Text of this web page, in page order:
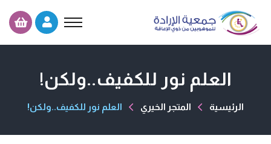
العلم نور للكفيف..ولكن!
الرئيسية المتجر الخيري العلم نور للكفيف..ولكن!